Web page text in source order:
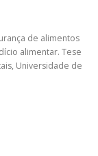
de alimentos
alimentar. Tese
Universidade de